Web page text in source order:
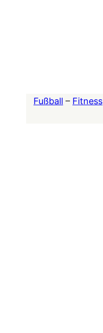
Fußball – Fitness